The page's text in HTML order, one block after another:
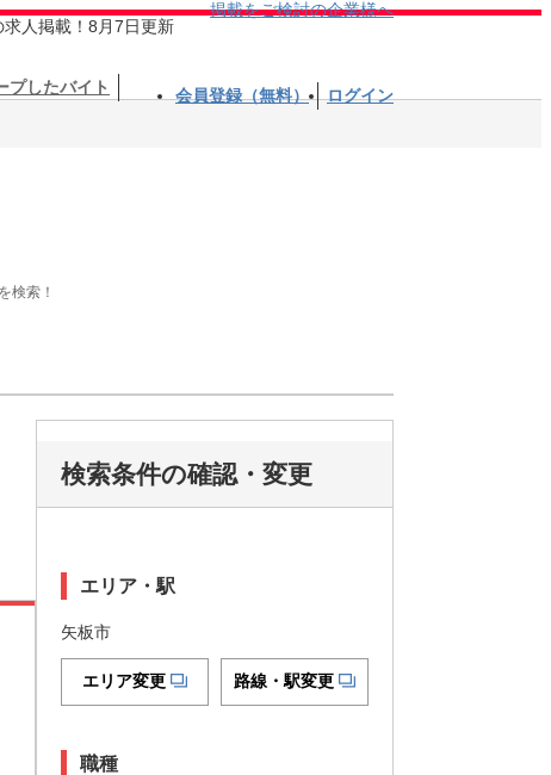
求人掲載！8月7日更新
掲載をご検討の企業様へ
プしたバイト 会員登録（無料） ログイン
検索！
検索条件の確認・変更
エリア・駅
矢板市
エリア変更 路線・駅変更
職種